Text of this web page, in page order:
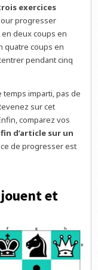
exercices
progresser
deux coups en
quatre coups en
pendant cinq
imparti, pas de
sur cet
comparez vos
d’article sur un
de progresser est
et